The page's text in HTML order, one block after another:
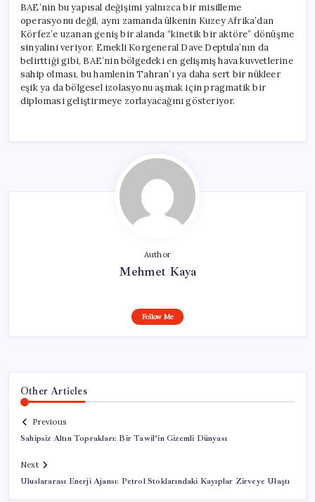
BAE’nin bu yapısal değişimi yalnızca bir misilleme
operasyonu değil, aynı zamanda ülkenin Kuzey Afrika’dan
Körfez’e uzanan geniş bir alanda “kinetik bir aktöre” dönüşme
sinyalini veriyor. Emekli Korgeneral Dave Deptula’nın da
belirttiği gibi, BAE’nin bölgedeki en gelişmiş hava kuvvetlerine
sahip olması, bu hamlenin Tahran’ı ya daha sert bir nükleer
eşik ya da bölgesel izolasyonu aşmak için pragmatik bir
diplomasi geliştirmeye zorlayacağını gösteriyor.
Author
Mehmet Kaya
Follow Me
Other Articles
Previous
Sahipsiz Altın Toprakları: Bir Tawil’in Gizemli Dünyası
Next
Uluslararası Enerji Ajansı: Petrol Stoklarındaki Kayıplar Zirveye Ulaştı